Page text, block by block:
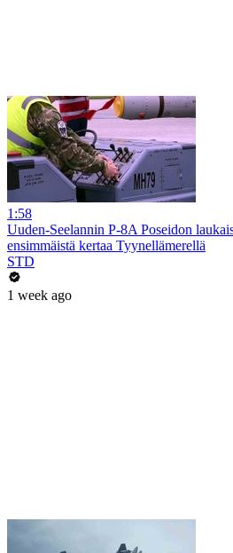
1:58
Uuden-Seelannin P-8A Poseidon
ensimmäistä kertaa Tyynellämerellä
STD
1 week ago